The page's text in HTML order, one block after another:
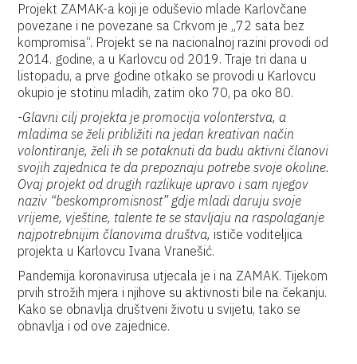
Projekt ZAMAK-a koji je oduševio mlade Karlovčane
povezane i ne povezane sa Crkvom je „72 sata bez
kompromisa“. Projekt se na nacionalnoj razini provodi od
2014. godine, a u Karlovcu od 2019. Traje tri dana u
listopadu, a prve godine otkako se provodi u Karlovcu
okupio je stotinu mladih, zatim oko 70, pa oko 80.
-Glavni cilj projekta je promocija volonterstva, a
mladima se želi približiti na jedan kreativan način
volontiranje, želi ih se potaknuti da budu aktivni članovi
svojih zajednica te da prepoznaju potrebe svoje okoline.
Ovaj projekt od drugih razlikuje upravo i sam njegov
naziv “beskompromisnost” gdje mladi daruju svoje
vrijeme, vještine, talente te se stavljaju na raspolaganje
najpotrebnijim članovima društva, ističe voditeljica
projekta u Karlovcu Ivana Vranešić.
Pandemija koronavirusa utjecala je i na ZAMAK. Tijekom
prvih strožih mjera i njihove su aktivnosti bile na čekanju.
Kako se obnavlja društveni životu u svijetu, tako se
obnavlja i od ove zajednice.